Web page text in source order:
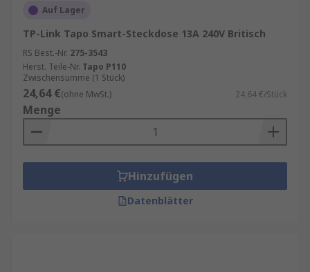
Auf Lager
TP-Link Tapo Smart-Steckdose 13A 240V Britisch
RS Best.-Nr. 275-3543
Herst. Teile-Nr. Tapo P110
Zwischensumme (1 Stück)
24,64 €(ohne MwSt.) 24,64 €/Stück
Menge
Hinzufügen
Datenblätter